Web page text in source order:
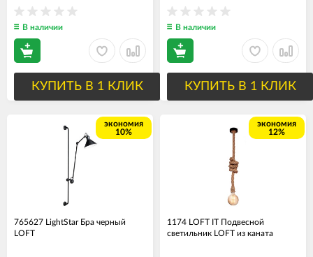
В наличии
КУПИТЬ В 1 КЛИК
В наличии
КУПИТЬ В 1 КЛИК
экономия
10%
765627 LightStar Бра черный
LOFT
экономия
12%
1174 LOFT IT Подвесной
светильник LOFT из каната